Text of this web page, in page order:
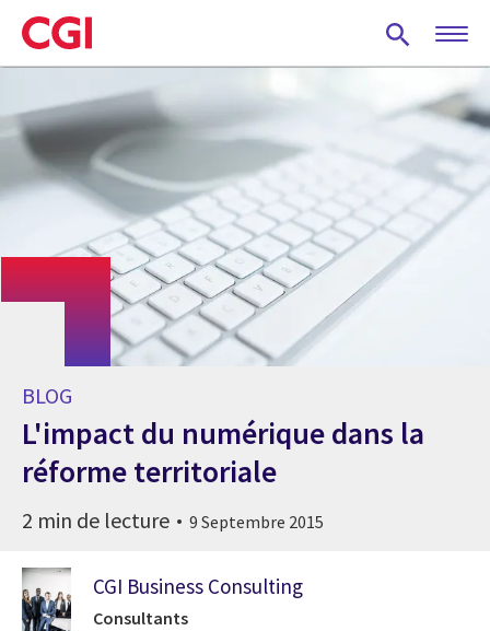
Skip
to
main
BLOG
L'impact du numérique dans la
réforme territoriale
2 min de lecture 9 Septembre 2015
CGI Business Consulting
Consultants